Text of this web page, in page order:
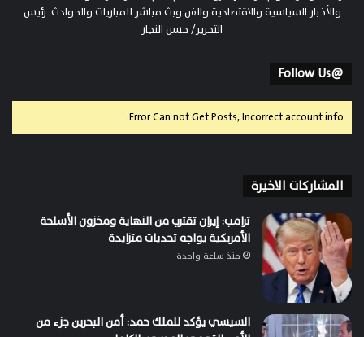
والأخبار السياسية والاقتصادية والفن وبث مباشر للمباريات والحوادث. رئيس
التحرير/ حسن النجار
@Follow Us
Error Can not Get Posts, Incorrect account info.
المشاركات الاخيرة
ترامب: إيران تقترب من النهاية ومخزون الأسلحة
الأمريكية يواجه تحديات متزايدة
منذ ساعة واحدة
السيسي يؤكد للملك حمد: أمن البحرين جزء من